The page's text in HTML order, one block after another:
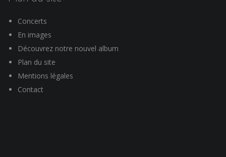
Concerts
En images
Découvrez notre nouvel album
Plan du site
Mentions légales
Contact